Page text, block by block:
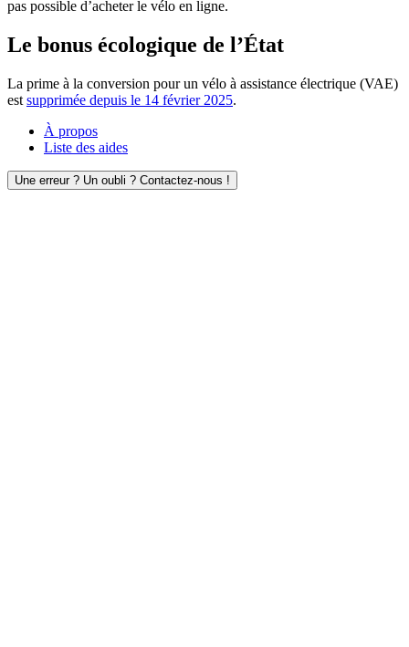
pas possible d’acheter le vélo en ligne.
Le bonus écologique de l’État
La prime à la conversion pour un vélo à assistance électrique (VAE)
est supprimée depuis le 14 février 2025.
À propos
Liste des aides
Une erreur ? Un oubli ? Contactez-nous !